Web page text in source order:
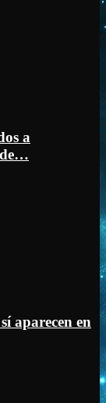
a
aparecen en